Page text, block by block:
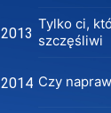
2013
Tylko ci,
szczęśliwi
2014 Czy